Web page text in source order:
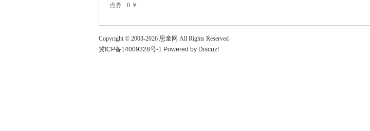
论
点券
0 ￥
Copyright © 2003-2026 思童网 All Rights Reserved
冀ICP备14009328号-1 Powered by Discuz!